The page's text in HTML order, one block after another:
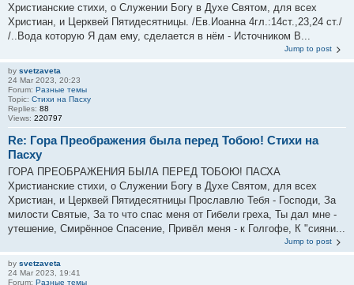
Христианские стихи, о Служении Богу в Духе Святом, для всех
Христиан, и Церквей Пятидесятницы. /Ев.Иоанна 4гл.:14ст.,23,24 ст./
/..Вода которую Я дам ему, сделается в нём - Источником В...
Jump to post
by svetzaveta
24 Mar 2023, 20:23
Forum: Разные темы
Topic: Стихи на Пасху
Replies: 88
Views: 220797
Re: Гора Преображения была перед Тобою! Стихи на
Пасху
ГОРА ПРЕОБРАЖЕНИЯ БЫЛА ПЕРЕД ТОБОЮ! ПАСХА
Христианские стихи, о Служении Богу в Духе Святом, для всех
Христиан, и Церквей Пятидесятницы Прославлю Тебя - Господи, За
милости Святые, За то что спас меня от Гибели греха, Ты дал мне -
утешение, Смирённое Спасение, Привёл меня - к Голгофе, К "сияни...
Jump to post
by svetzaveta
24 Mar 2023, 19:41
Forum: Разные темы